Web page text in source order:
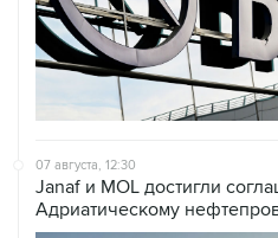
07 августа, 12:30
Janaf и MOL достигли
Адриатическому